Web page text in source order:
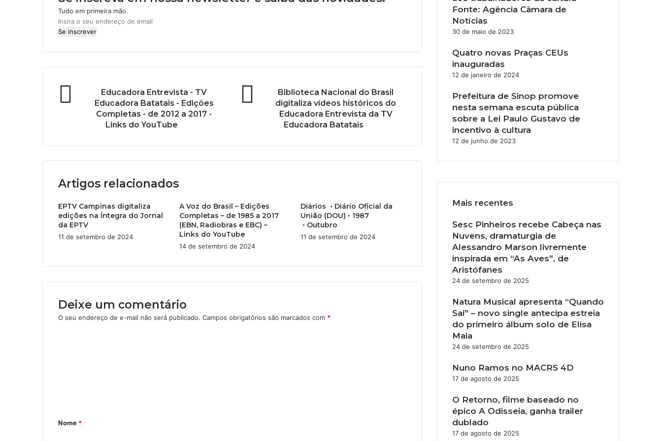
Tudo em primeira mão.
I
n
i
o
e
d
ç
d
e
e
m
l
Educadora Entrevista - TV
Educadora Batatais - Edições
Completas - de 2012 a 2017 -
Links do YouTube
Biblioteca Nacional do Brasil
digitaliza vídeos históricos do
Educadora Entrevista da TV
Educadora Batatais
Artigos relacionados
EPTV Campinas digitaliza
edições na Íntegra do Jornal
da EPTV
11 de setembro de 2024
A Voz do Brasil – Edições
Completas – de 1985 a 2017
(EBN, Radiobras e EBC) –
Links do YouTube
14 de setembro de 2024
Diários • Diário Oficial da
União (DOU) • 1987
• Outubro
11 de setembro de 2024
Deixe um comentário
O seu endereço de e-mail não será publicado. Campos obrigatórios são marcados com *
á
Nome *
Fonte: Agência Câmara de
Notícias
30 de maio de 2023
Quatro novas Praças CEUs
inauguradas
12 de janeiro de 2024
Prefeitura de Sinop promove
nesta semana escuta pública
sobre a Lei Paulo Gustavo de
incentivo à cultura
12 de junho de 2023
Mais recentes
Sesc Pinheiros recebe Cabeça nas
Nuvens, dramaturgia de
Alessandro Marson livremente
inspirada em “As Aves”, de
Aristófanes
24 de setembro de 2025
Natura Musical apresenta “Quando
Sai” – novo single antecipa estreia
do primeiro álbum solo de Elisa
Maia
24 de setembro de 2025
Nuno Ramos no MACRS 4D
17 de agosto de 2025
O Retorno, filme baseado no
épico A Odisseia, ganha trailer
dublado
17 de agosto de 2025